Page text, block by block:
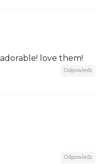
love them!
Odpowiedz
Odpowiedz